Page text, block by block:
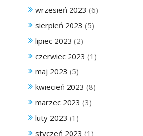
wrzesień 2023 (6)
sierpień 2023 (5)
lipiec 2023 (2)
czerwiec 2023 (1)
maj 2023 (5)
kwiecień 2023 (8)
marzec 2023 (3)
luty 2023 (1)
styczeń 2023 (1)